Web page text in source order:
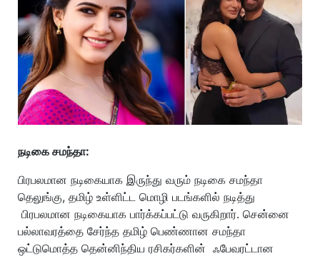
நடிகை சமந்தா:
பிரபலமான நடிகையாக இருந்து வரும் நடிகை சமந்தா
தெலுங்கு, தமிழ் உள்ளிட்ட மொழி படங்களில் நடித்து
பிரபலமான நடிகையாக பார்க்கப்பட்டு வருகிறார். சென்னை
பல்லாவரத்தை சேர்ந்த தமிழ் பெண்ணான சமந்தா
ஒட்டுமொத்த தென்னிந்திய ரசிகர்களின் ஃபேவரட்டான